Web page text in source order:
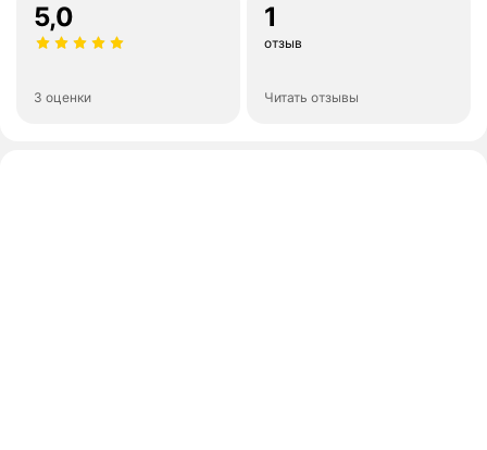
5,0
3 оценки
1
отзыв
Читать отзывы